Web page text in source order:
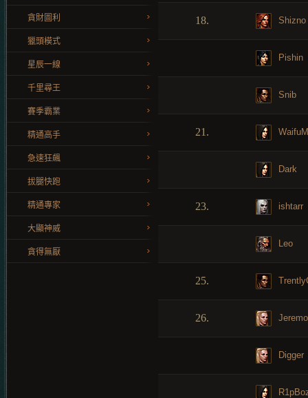
貪財圖利
獵頭模式
星辰一線
千里尋王
賽季霸業
精通高手
急速狂飆
拔腿快跑
精通專家
大顯神威
貪得無厭
18. Shizno
Pishin
Snib
21.
Dark
23. ishtarr
Leo
25.
26.
Digger